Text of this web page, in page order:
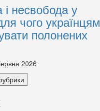
несвобода у
чого українцям
полонених
2026